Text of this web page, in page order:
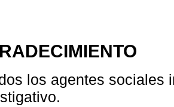
los agentes sociales